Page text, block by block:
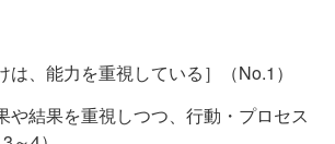
は、能力を重視している］（No.1）
や結果を重視しつつ、行動・プロセス